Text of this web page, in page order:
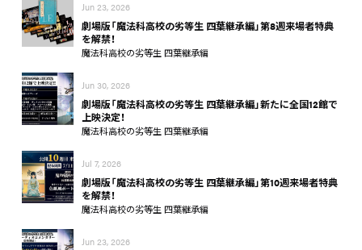
Jun 23, 2026
劇場版「魔法科高校の劣等生 四葉継承編」第8週来場者特典
を解禁！
魔法科高校の劣等生 四葉継承編
Jun 30, 2026
劇場版「魔法科高校の劣等生 四葉継承編」新たに全国12館で
上映決定！
魔法科高校の劣等生 四葉継承編
Jul 7, 2026
劇場版「魔法科高校の劣等生 四葉継承編」第10週来場者特典
を解禁！
魔法科高校の劣等生 四葉継承編
Jun 23, 2026